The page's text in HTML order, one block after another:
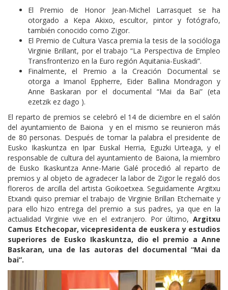
El Premio de Honor Jean-Michel Larrasquet se ha
otorgado a Kepa Akixo, escultor, pintor y fotógrafo,
también conocido como Zigor.
El Premio de Cultura Vasca premia la tesis de la socióloga
Virginie Brillant, por el trabajo “La Perspectiva de Empleo
Transfronterizo en la Euro región Aquitania-Euskadi”.
Finalmente, el Premio a la Creación Documental se
otorga a Imanol Eppherre, Eider Ballina Mondragon y
Anne Baskaran por el documental “Mai da Bai” (eta
ezetzik ez dago ).
El reparto de premios se celebró el 14 de diciembre en el salón
del ayuntamiento de Baiona y en el mismo se reunieron más
de 80 personas. Después de tomar la palabra el presidente de
Eusko Ikaskuntza en Ipar Euskal Herria, Eguzki Urteaga, y el
responsable de cultura del ayuntamiento de Baiona, la miembro
de Eusko Ikaskuntza Anne-Marie Galé procedió al reparto de
premios y al objeto de agradecer la labor de Zigor le regaló dos
floreros de arcilla del artista Goikoetxea. Seguidamente Argitxu
Etxandi quiso premiar el trabajo de Virginie Brillan Etchemaite y
para ello hizo entrega del premio a sus padres, ya que en la
actualidad Virginie vive en el extranjero. Por último, Argitxu
Camus Etchecopar, vicepresidenta de euskera y estudios
superiores de Eusko Ikaskuntza, dio el premio a Anne
Baskaran, una de las autoras del documental “Mai da
bai”.